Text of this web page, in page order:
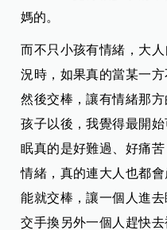
媽的。
而不只小孩有情緒，大
況時，如果真的當某一
然後交棒，讓有情緒那
孩子以後，我覺得最開
眠真的是好難過、好痛
情緒，真的連大人也都
能就交棒，讓一個人進
交手換另外一個人趕快